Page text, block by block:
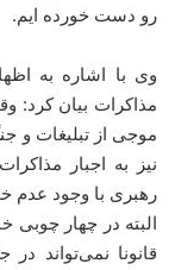
رو دست خورده ایم.
وی با اشاره به
مذاکرات بیان کرد:
موجی از تبلیغات و
نیز به اجبار
رهبری با وجود عدم
البته در چهار
قانونا نمی‌تواند